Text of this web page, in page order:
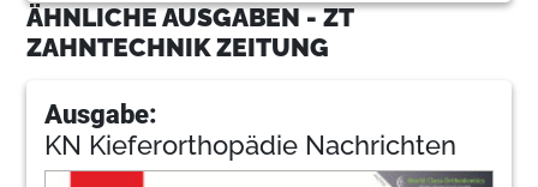
ÄHNLICHE AUSGABEN - ZT
ZAHNTECHNIK ZEITUNG
Ausgabe:
KN Kieferorthopädie Nachrichten